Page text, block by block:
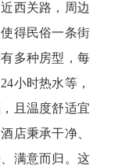
西关路，周边
得民俗一条街
多种房型，每
小时热水等，
且温度舒适宜
店秉承干净、
满意而归。这